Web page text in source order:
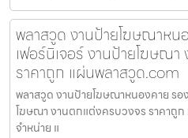
พลาสวูด งานป้ายโฆษณาหน
เฟอร์นิเจอร์ งานป้ายโฆษณ
ราคาถูก แผ่นพลาสวูด.com
พลาสวูด งานป้ายโฆษณาหนองคาย รอ
โฆษณา งานตกแต่งครบวงจร ราคาถู
จำหน่าย แ